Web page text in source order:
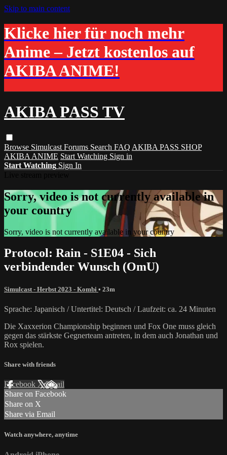
Skip to main content
Klicke hier für noch mehr
Anime – Jetzt kostenlos auf
AKIBA ANIME!
AKIBA PASS TV
Browse Simulcast Forums Search FAQ AKIBA PASS SHOP
AKIBA ANIME Start Watching Sign in
Start Watching Sign In
Sorry, video is not currently available in
your country
Sorry, video is not currently available in your country
Protocol: Rain - S1E04 - Sich
verbindender Wunsch (OmU)
Simulcast - Herbst 2023 - Kombi • 23m
Sprache: Japanisch / Untertitel: Deutsch / Laufzeit: ca. 24 Minuten
Die Xaxxerion Championship beginnen und Fox One muss gleich
gegen das stärkste Gegnerteam antreten, in dem auch Jonathan und
Rox spielen.
Share with friends
Facebook XEmail
Share on Facebook
Share on X
Share via Email
Watch anywhere, anytime